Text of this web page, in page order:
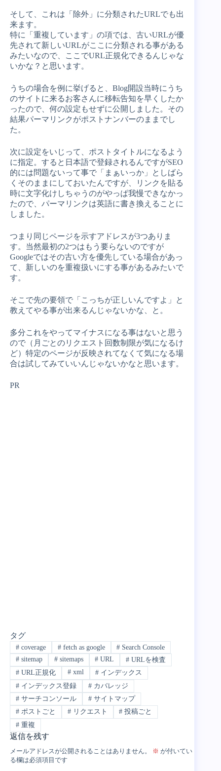
そして、これは「除外」に分類されたURLでも出
来ます。
特に「重複しています」の項では、古いURLが優
先されて新しいURLがここに分類される事がある
みたいなので、ここでURL正規化できるんじゃな
いかな？と思います。
うちの場合を例に挙げると、Blog開設当時にうち
のサイトに来るお客さんに移転告知を早くしたか
ったので、何の設定もせずに公開しました。その
結果パーマリンクがポストナンバーのままでし
た。
次に設定をいじって、ポストタイトルになるよう
に指定。すると日本語で登録されるんですがSEO
的には問題ないって事で「まぁいっか」としばら
くそのままにしておいたんですが、リンクを貼る
時に文字化けしちゃうのがやっぱ我慢できなかっ
たので、パーマリンクは英語に書き換えることに
しました。
つまり同じページを示すアドレスが3つありま
す。当然最初の2つはもう要らないのですが
Googleではその古い方を優先している場合があっ
て、新しいのを重複扱いにする事があるみたいで
す。
そこで先の要領で「こっちが正しいんですよ」と
教えてやる事が出来るんじゃないかな、と。
多分これをやってマイナスになる事はないと思う
ので（月ごとのリクエスト回数制限が気になるけ
ど）特定のページが反映されてなくて気になる場
合は試してみていいんじゃないかなと思います。
PR
タグ
#coverage #fetch as google # Search Console
#sitemap #sitemaps # URL # URLを検査
#URL正規化 #xml # インデックス
#インデックス登録 #カバレッジ
#サーチコンソール #サイトマップ
#ポストごと #リクエスト # 投稿ごと
#重複
返信を残す
メールアドレスが公開されることはありません。 ※ が付いてい
る欄は必須項目です